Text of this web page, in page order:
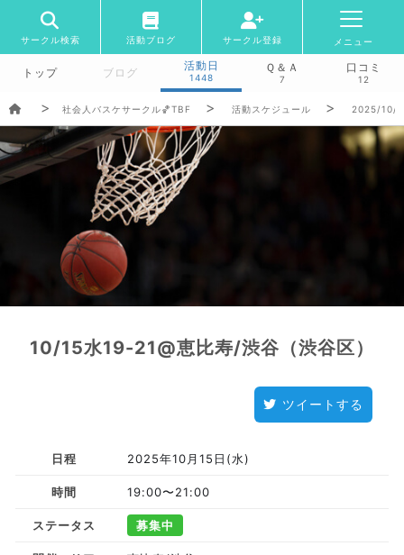
サークル検索 活動ブログ サークル登録 メニュー
トップ ブログ
活動日
1448
Ｑ＆Ａ
7
口コミ
12
社会人バスケサークル🏀TBF 活動スケジュール 2025/10/
10/15水19-21@恵比寿/渋谷（渋谷区）
ツイートする
日程 2025年10月15日(水)
時間 19:00〜21:00
ステータス 募集中